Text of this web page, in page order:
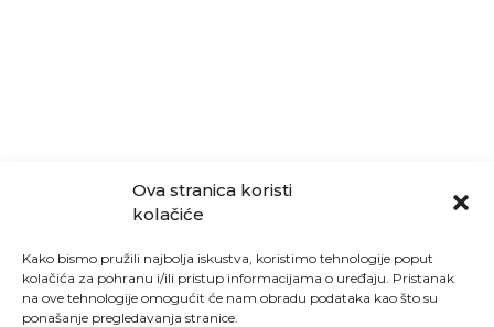
Ova stranica koristi
kolačiće
Kako bismo pružili najbolja iskustva, koristimo tehnologije poput
kolačića za pohranu i/ili pristup informacijama o uređaju. Pristanak
na ove tehnologije omogućit će nam obradu podataka kao što su
ponašanje pregledavanja stranice.